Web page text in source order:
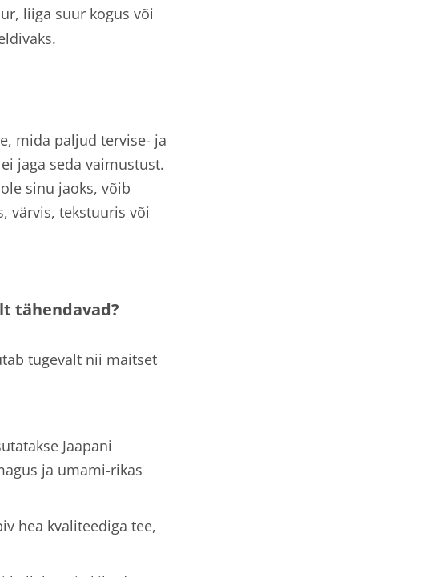
liiga suur kogus või
mida paljud tervise- ja
jaga seda vaimustust.
sinu jaoks, võib
värvis, tekstuuris või
tähendavad?
tugevalt nii maitset
Jaapani
ja umami-rikas
hea kvaliteediga tee,